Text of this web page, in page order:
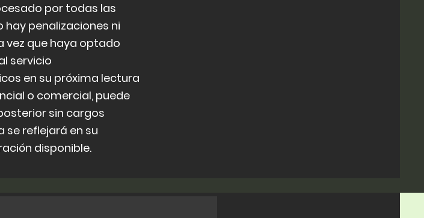
por todas las
hay penalizaciones ni
vez que haya optado
servicio
en su próxima lectura
o comercial, puede
sin cargos
se reflejará en su
disponible.